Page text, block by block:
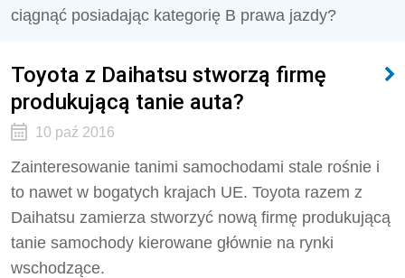
ciągnąć posiadając kategorię B prawa jazdy?
Toyota z Daihatsu stworzą firmę
produkującą tanie auta?
10 paź 2016
Zainteresowanie tanimi samochodami stale rośnie i
to nawet w bogatych krajach UE. Toyota razem z
Daihatsu zamierza stworzyć nową firmę produkującą
tanie samochody kierowane głównie na rynki
wschodzące.